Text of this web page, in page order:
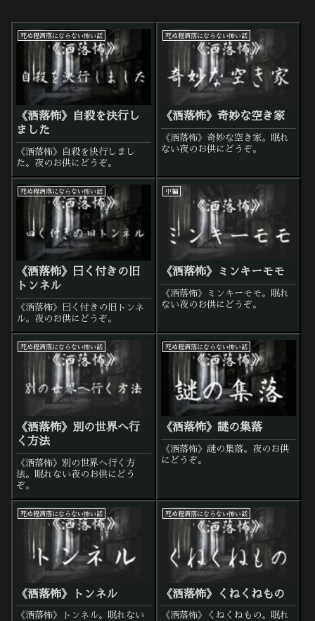
死ぬ程洒落にならない怖い話
《洒落怖》自殺を決行し
ました
《洒落怖》自殺を決行しまし
た。夜のお供にどうぞ。
死ぬ程洒落にならない怖い話
《洒落怖》奇妙な空き家
《洒落怖》奇妙な空き家。眠れ
ない夜のお供にどうぞ。
死ぬ程洒落にならない怖い話
《洒落怖》曰く付きの旧
トンネル
《洒落怖》曰く付きの旧トンネ
ル。夜のお供にどうぞ。
中編
《洒落怖》ミンキーモモ
《洒落怖》ミンキーモモ。眠れ
ない夜のお供にどうぞ。
死ぬ程洒落にならない怖い話
《洒落怖》別の世界へ行
く方法
《洒落怖》別の世界へ行く方
法。眠れない夜のお供にどう
ぞ。
死ぬ程洒落にならない怖い話
《洒落怖》謎の集落
《洒落怖》謎の集落。夜のお供
にどうぞ。
死ぬ程洒落にならない怖い話
《洒落怖》トンネル
《洒落怖》トンネル。眠れない
死ぬ程洒落にならない怖い話
《洒落怖》くねくねもの
《洒落怖》くねくねもの。眠れ